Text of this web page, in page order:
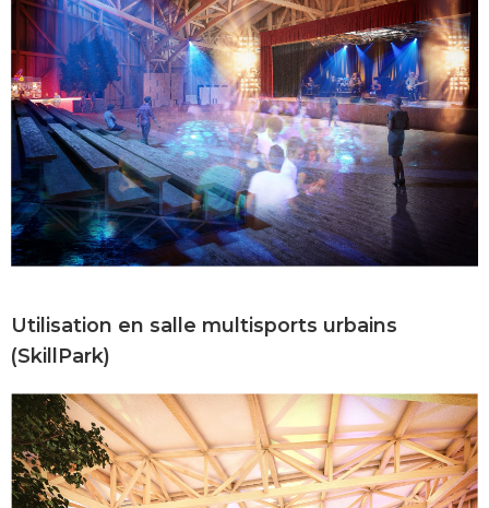
Utilisation en salle multisports urbains
(SkillPark)